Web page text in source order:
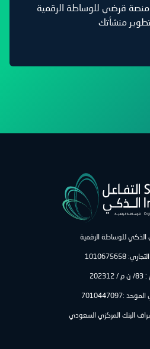
قرضي للوساطة الرقمية
منشأتك
الذكي للوساطة الرقمية
1010675658
:7010447097
البنك المركزي السعودي